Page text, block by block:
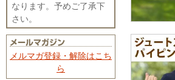
なります。予めご了承下
さい。
メルマガ登録・解除はこち
ら